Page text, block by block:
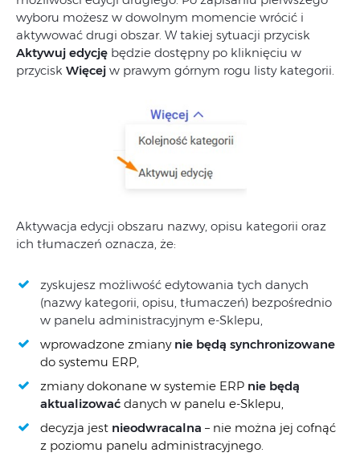
wyboru możesz w dowolnym momencie wrócić i
aktywować drugi obszar. Wtakiej sytuacji przycisk
Aktywuj edycję będzie dostępny po kliknięciu w
przycisk Więcej w prawym górnym rogu listy kategorii.
Aktywacja edycji obszaru nazwy, opisu kategorii oraz
ich tłumaczeń oznacza, że:
zyskujesz możliwość edytowania tych danych
(nazwy kategorii, opisu, tłumaczeń) bezpośrednio
w panelu administracyjnym e-Sklepu,
wprowadzone zmiany nie będą synchronizowane
do systemu ERP,
zmianydokonane w systemie ERP nie będą
aktualizować danych w panelu e-Sklepu,
decyzja jest nieodwracalna – nie można jej cofnąć
z poziomu panelu administracyjnego.